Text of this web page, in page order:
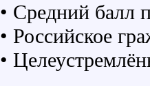
• Средний балл
• Российское
•